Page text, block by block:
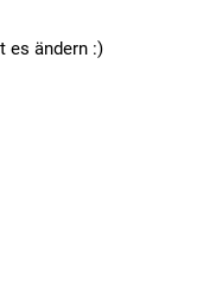
es ändern :)